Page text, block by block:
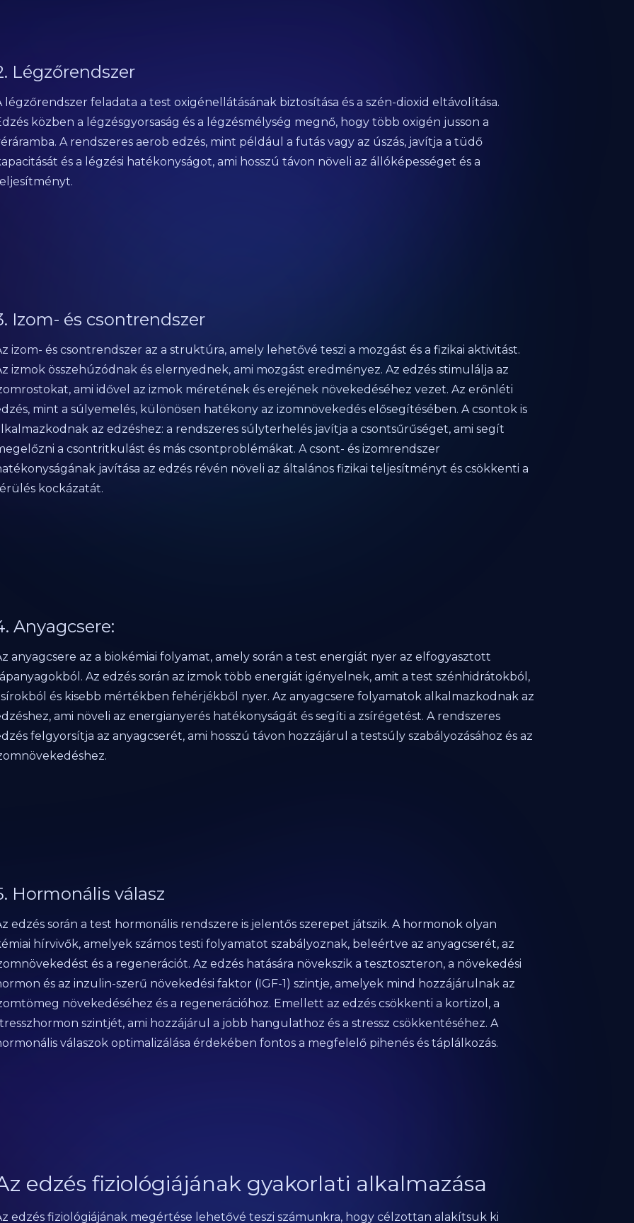
Légzőrendszer
légzőrendszer feladata a test oxigénellátásának biztosítása és a szén-dioxid eltávolítása.
közben a légzésgyorsaság és a légzésmélység megnő, hogy több oxigén jusson a
A rendszeres aerob edzés, mint például a futás vagy az úszás, javítja a tüdő
és a légzési hatékonyságot, ami hosszú távon növeli az állóképességet és a
Izom- és csontrendszer
izom- és csontrendszer az a struktúra, amely lehetővé teszi a mozgást és a fizikai aktivitást.
izmok összehúzódnak és elernyednek, ami mozgást eredményez. Az edzés stimulálja az
ami idővel az izmok méretének és erejének növekedéséhez vezet. Az erőnléti
mint a súlyemelés, különösen hatékony az izomnövekedés elősegítésében. A csontok is
az edzéshez: a rendszeres súlyterhelés javítja a csontsűrűséget, ami segít
a csontritkulást és más csontproblémákat. A csont- és izomrendszer
javítása az edzés révén növeli az általános fizikai teljesítményt és csökkenti a
kockázatát.
Anyagcsere:
anyagcsere az a biokémiai folyamat, amely során a test energiát nyer az elfogyasztott
Az edzés során az izmok több energiát igényelnek, amit a test szénhidrátokból,
és kisebb mértékben fehérjékből nyer. Az anyagcsere folyamatok alkalmazkodnak az
ami növeli az energianyerés hatékonyságát és segíti a zsírégetést. A rendszeres
felgyorsítja az anyagcserét, ami hosszú távon hozzájárul a testsúly szabályozásához és az
Hormonális válasz
edzés során a test hormonális rendszere is jelentős szerepet játszik. A hormonok olyan
hírvivők, amelyek számos testi folyamatot szabályoznak, beleértve az anyagcserét, az
és a regenerációt. Az edzés hatására növekszik a tesztoszteron, a növekedési
és az inzulin-szerű növekedési faktor (IGF-1) szintje, amelyek mind hozzájárulnak az
növekedéséhez és a regenerációhoz. Emellett az edzés csökkenti a kortizol, a
szintjét, ami hozzájárul a jobb hangulathoz és a stressz csökkentéséhez. A
válaszok optimalizálása érdekében fontos a megfelelő pihenés és táplálkozás.
edzés fiziológiájának gyakorlati alkalmazása
edzés fiziológiájának megértése lehetővé teszi számunkra, hogy célzottan alakítsuk ki